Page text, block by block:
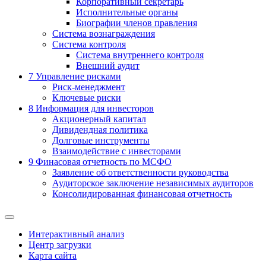
Исполнительные органы
Биографии членов правления
Система вознаграждения
Система контроля
Система внутреннего контроля
Внешний аудит
7 Управление рисками
Риск-менеджмент
Ключевые риски
8 Информация для инвесторов
Акционерный капитал
Дивидендная политика
Долговые инструменты
Взаимодействие с инвеcторами
9 Финасовая отчетность по МСФО
Заявление об ответственности руководства
Аудиторское заключение независимых аудиторов
Консолидированная финансовая отчетность
Интерактивный анализ
Центр загрузки
Карта сайта